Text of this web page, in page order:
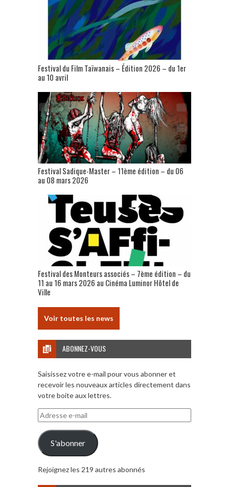
Festival du Film Taïwanais – Édition 2026 – du 1er
au 10 avril
Festival Sadique-Master – 11ème édition – du 06
au 08 mars 2026
Festival des Monteurs associés – 7ème édition – du
11 au 16 mars 2026 au Cinéma Luminor Hôtel de
Ville
Voir toutes les news
ABONNEZ-VOUS
Saisissez votre e-mail pour vous abonner et
recevoir les nouveaux articles directement dans
votre boite aux lettres.
Adresse
e-
mail
S'abonner
Rejoignez les 219 autres abonnés